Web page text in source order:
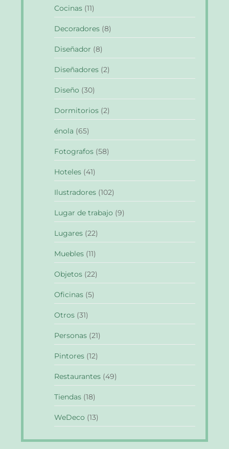
Cocinas (11)
Decoradores (8)
Diseñador (8)
Diseñadores (2)
Diseño (30)
Dormitorios (2)
énola (65)
Fotografos (58)
Hoteles (41)
Ilustradores (102)
Lugar de trabajo (9)
Lugares (22)
Muebles (11)
Objetos (22)
Oficinas (5)
Otros (31)
Personas (21)
Pintores (12)
Restaurantes (49)
Tiendas (18)
WeDeco (13)